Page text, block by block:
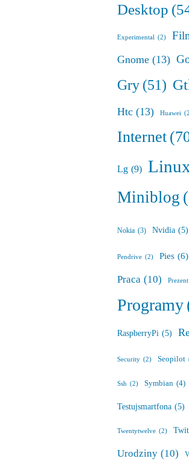
Desktop
Experimental (2)
Gnome (13)
Gry(51)
Htc (13) Huawei
Internet
Lg (9)
Miniblog
Nokia (3) Nvidia (5)
Pendrive (2) Pies (6)
Praca (10) Prezent
Programy
RaspberryPi (5)
Security (2) Seopilot
Ssh (2) Symbian (4)
Testujsmartfona (5)
Twentytwelve (2)
Urodziny (10)